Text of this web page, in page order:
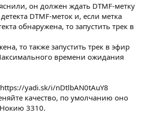
он должен ждать DTMF-метку
DTMF-меток и, если метка
обнаружена, то запустить трек в
то также запустить трек в эфир
времени ожидания
yadi.sk/i/nDtlbAN0tAuY8
качество, по умолчанию оно
Нокию 3310.